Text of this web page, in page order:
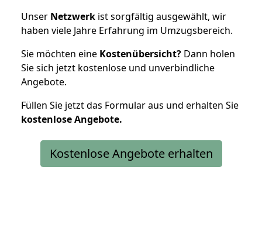
Unser Netzwerk ist sorgfältig ausgewählt, wir
haben viele Jahre Erfahrung im Umzugsbereich.
Sie möchten eine Kostenübersicht? Dann holen
Sie sich jetzt kostenlose und unverbindliche
Angebote.
Füllen Sie jetzt das Formular aus und erhalten Sie
kostenloseAngebote.
Kostenlose Angebote erhalten